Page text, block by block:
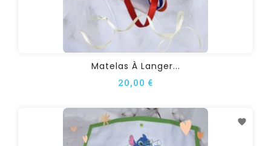
Matelas À Langer...
20,00 €